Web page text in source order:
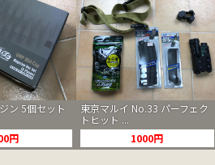
ン 5個セット
円
東京マルイ No.33 パーフェク
トヒット ...
1000円